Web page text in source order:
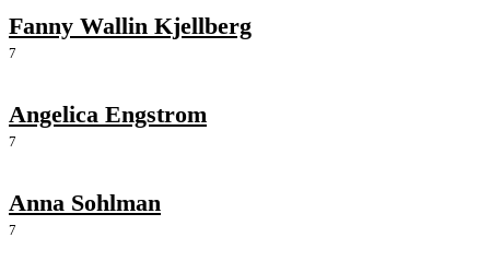
Fanny Wallin Kjellberg
7
Angelica Engstrom
7
Anna Sohlman
7